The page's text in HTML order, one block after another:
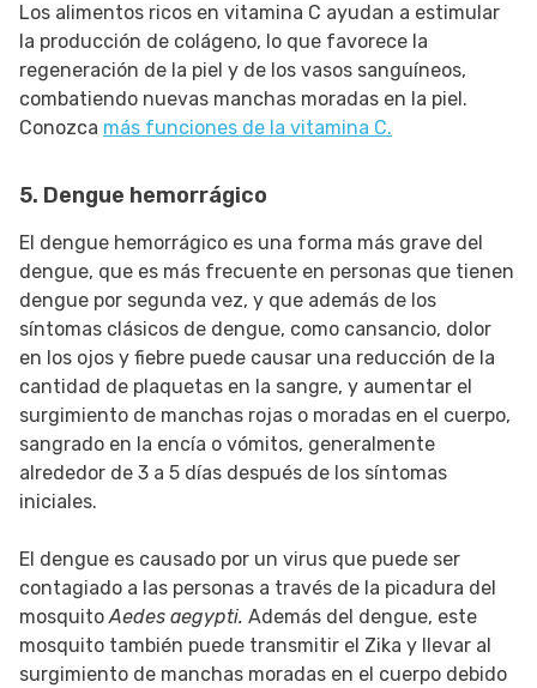
Los alimentos ricos en vitamina C ayudan a estimular
la producción de colágeno, lo que favorece la
regeneración de la piel y de los vasos sanguíneos,
combatiendo nuevas manchas moradas en la piel.
Conozca más funciones de la vitamina C.
5. Dengue hemorrágico
El dengue hemorrágico es una forma más grave del
dengue, que es más frecuente en personas que tienen
dengue por segunda vez, y que además de los
síntomas clásicos de dengue, como cansancio, dolor
en los ojos y fiebre puede causar una reducción de la
cantidad de plaquetas en la sangre, y aumentar el
surgimiento de manchas rojas o moradas en el cuerpo,
sangrado en la encía o vómitos, generalmente
alrededor de 3 a 5 días después de los síntomas
iniciales.
El dengue es causado por un virus que puede ser
contagiado a las personas a través de la picadura del
mosquitoAedes aegypti. Además del dengue, este
mosquito también puede transmitir el Zika y llevar al
surgimiento de manchas moradas en el cuerpo debido